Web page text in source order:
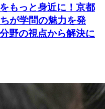
もっと身近に！京都
が学問の魅力を発
野の視点から解決に